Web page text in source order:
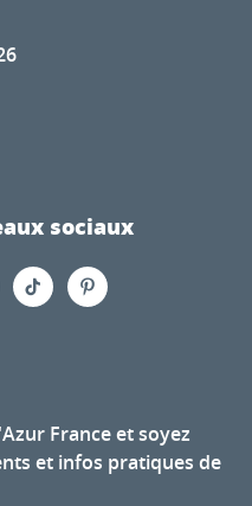
sociaux
France et soyez
et infos pratiques de